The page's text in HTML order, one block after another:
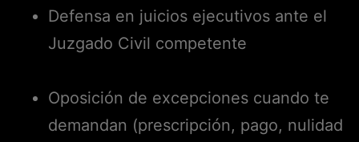
Defensa en juicios ejecutivos ante el
Juzgado Civil competente
Oposición de excepciones cuando te
demandan (prescripción, pago, nulidad